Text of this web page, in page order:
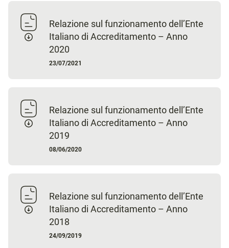
Relazione sul funzionamento dell’Ente
Italiano di Accreditamento – Anno
2020
23/07/2021
Relazione sul funzionamento dell’Ente
Italiano di Accreditamento – Anno
2019
08/06/2020
Relazione sul funzionamento dell’Ente
Italiano di Accreditamento – Anno
2018
24/09/2019